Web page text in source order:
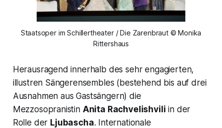
Staatsoper im Schillertheater / Die Zarenbraut © Monika
Rittershaus
Herausragend innerhalb des sehr engagierten,
illustren Sängerensembles (bestehend bis auf drei
Ausnahmen aus Gastsängern) die
Mezzosopranistin Anita Rachvelishvili in der
Rolle der Ljubascha. Internationale